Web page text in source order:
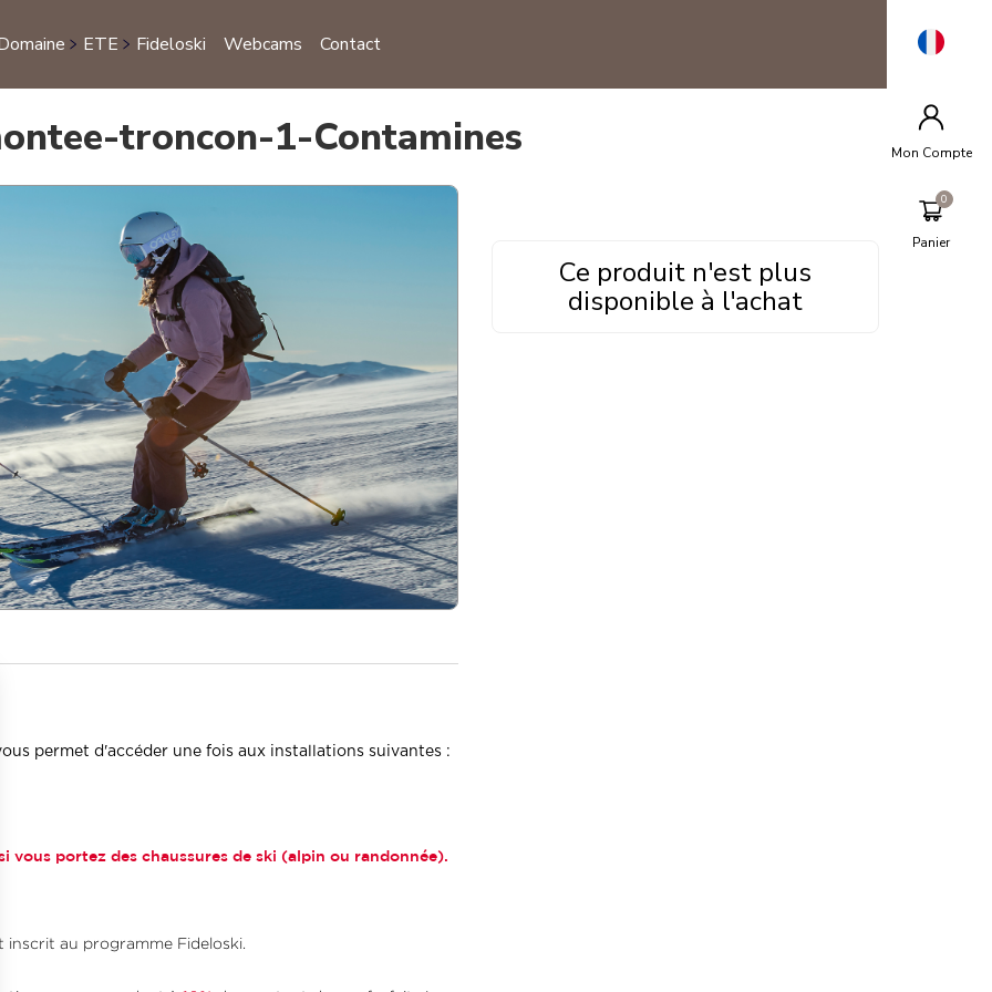
ETE Fideloski Webcams Contact
Mon Compte
Panier
troncon-1-Contamines
Ce produit n'est plus
disponible à l'achat
permet d'accéder une fois aux installations suivantes :
portez des chaussures de ski (alpin ou randonnée).
au programme Fideloski.